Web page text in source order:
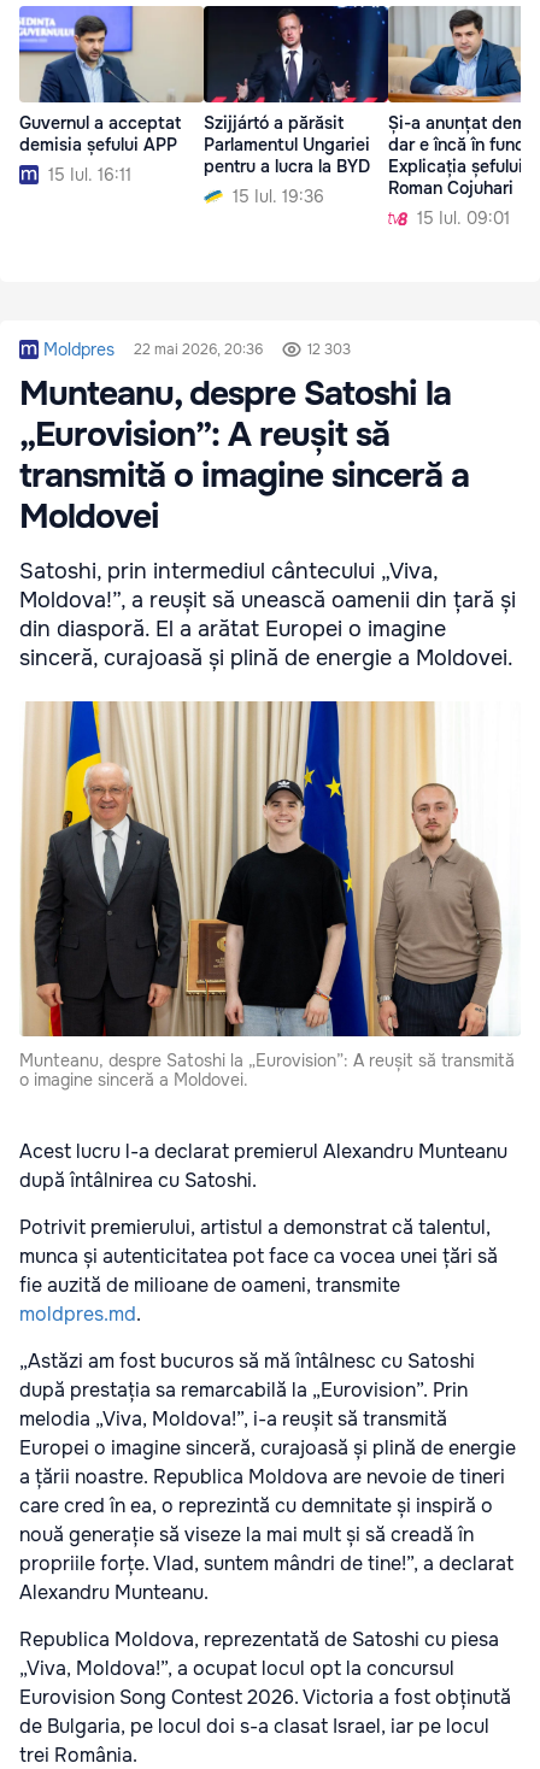
Guvernul a acceptat
demisia șefului APP
15 Iul. 16:11
Szijjártó a părăsit
Parlamentul Ungariei
pentru a lucra la BYD
15 Iul. 19:36
Și-a anunțat
dar e încă în
Explicația șefului
Roman Cojuhari
15 Iul. 09:01
Moldpres 22 mai 2026, 20:36 12 303
Munteanu, despre Satoshi la
„Eurovision”: A reușit să
transmită o imagine sinceră a
Moldovei
Satoshi, prin intermediul cântecului „Viva,
Moldova!”, a reușit să unească oamenii din țară și
din diasporă. El a arătat Europei o imagine
sinceră, curajoasă și plină de energie a Moldovei.
Munteanu, despre Satoshi la „Eurovision”: A reușit să transmită
o imagine sinceră a Moldovei.
Acest lucru l-a declarat premierul Alexandru Munteanu
după întâlnirea cu Satoshi.
Potrivit premierului, artistul a demonstrat că talentul,
munca și autenticitatea pot face ca vocea unei țări să
fie auzită de milioane de oameni, transmite
moldpres.md.
„Astăzi am fost bucuros să mă întâlnesc cu Satoshi
după prestația sa remarcabilă la „Eurovision”. Prin
melodia „Viva, Moldova!”, i-a reușit să transmită
Europei o imagine sinceră, curajoasă și plină de energie
a țării noastre. Republica Moldova are nevoie de tineri
care cred în ea, o reprezintă cu demnitate și inspiră o
nouă generație să viseze la mai mult și să creadă în
propriile forțe. Vlad, suntem mândri de tine!”, a declarat
Alexandru Munteanu.
Republica Moldova, reprezentată de Satoshi cu piesa
„Viva, Moldova!”, a ocupat locul opt la concursul
Eurovision Song Contest 2026. Victoria a fost obținută
de Bulgaria, pe locul doi s-a clasat Israel, iar pe locul
trei România.